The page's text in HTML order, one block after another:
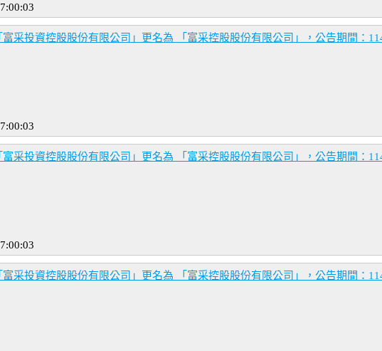
采投資控股股份有限公司」更名為 「富采控股股份有限公司」，公告期間：
采投資控股股份有限公司」更名為 「富采控股股份有限公司」，公告期間：
采投資控股股份有限公司」更名為 「富采控股股份有限公司」，公告期間：